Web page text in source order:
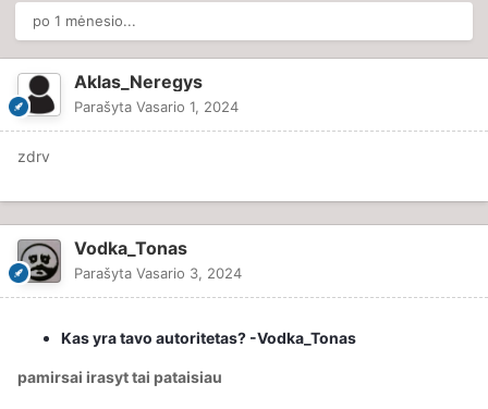
po 1 mėnesio...
Aklas_Neregys
Parašyta Vasario 1, 2024
zdrv
Vodka_Tonas
Parašyta Vasario 3, 2024
Kas yra tavo autoritetas? -Vodka_Tonas
pamirsai irasyt tai pataisiau